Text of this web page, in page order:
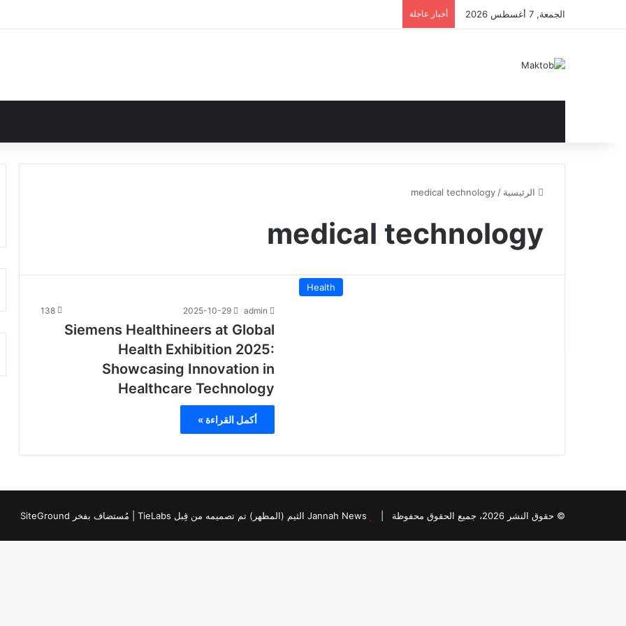
الجمعة, 7 أغسطس 2026 أخبار عاجلة
الرئيسية /
medical technology
medical technology
Health
admin
2025-10-29
138
Siemens Healthineers at Global
Health Exhibition 2025:
Showcasing Innovation in
Healthcare Technology
أكمل القراءة »
© حقوق النشر 2026، جميع الحقوق محفوظة | Jannah News الثيم (المظهر) تم تصميمه من قِبل TieLabs | مُستضاف بفخر SiteGround